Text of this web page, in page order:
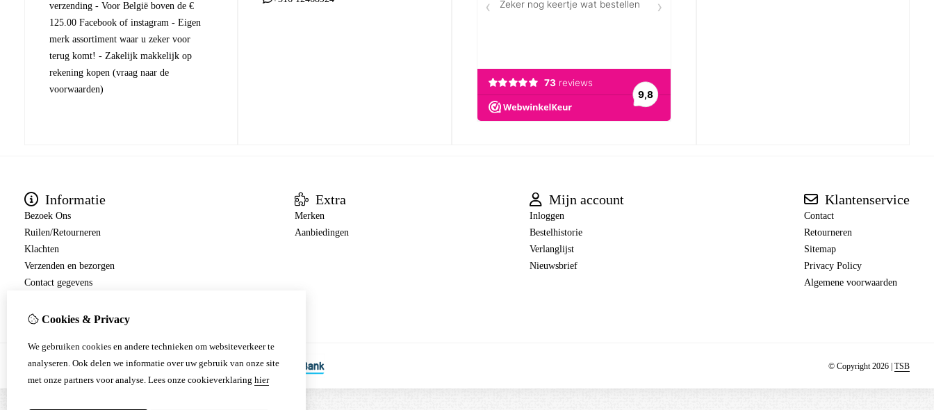
verzending - Voor België boven de €
125.00 Facebook of instagram - Eigen
merk assortiment waar u zeker voor
terug komt! - Zakelijk makkelijk op
rekening kopen (vraag naar de
voorwaarden)
Informatie
Bezoek Ons
Ruilen/Retourneren
Klachten
Verzenden en bezorgen
Contact gegevens
Extra
Merken
Aanbiedingen
Mijn account
Inloggen
Bestelhistorie
Verlanglijst
Nieuwsbrief
Klantenservice
Contact
Retourneren
Sitemap
Privacy Policy
Algemene voorwaarden
© Copyright 2026 | TSB
Cookies & Privacy
We gebruiken cookies en andere technieken om websiteverkeer te
analyseren. Ook delen we informatie over uw gebruik van onze site
met onze partners voor analyse. Lees onze cookieverklaring hier